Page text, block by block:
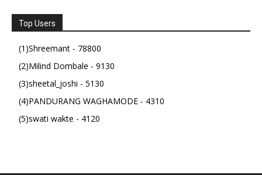
Top Users
(1)Shreemant - 78800
(2)Milind Dombale - 9130
(3)sheetal_joshi - 5130
(4)PANDURANG WAGHAMODE - 4310
(5)swati wakte - 4120